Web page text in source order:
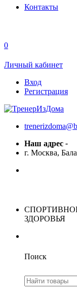
Контакты
0
Личный кабинет
Вход
Регистрация
Наш адрес -
г. Москва,
ЗДОРОВЬЯ
Поиск